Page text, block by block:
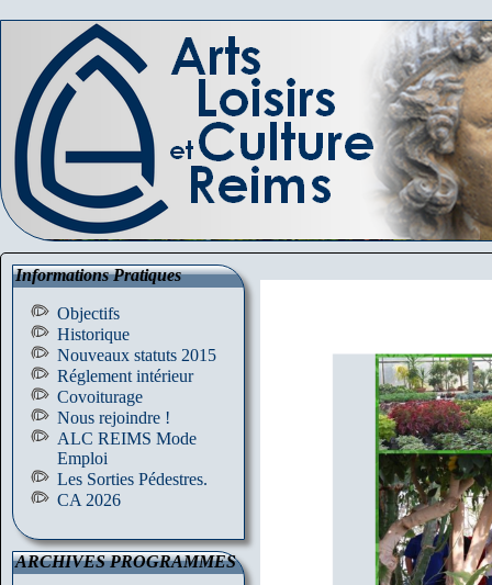
Informations Pratiques
Objectifs
Historique
Nouveaux statuts 2015
Réglement intérieur
Covoiturage
Nous rejoindre !
ALC REIMS Mode
Emploi
Les Sorties Pédestres.
CA 2026
ARCHIVES PROGRAMMES